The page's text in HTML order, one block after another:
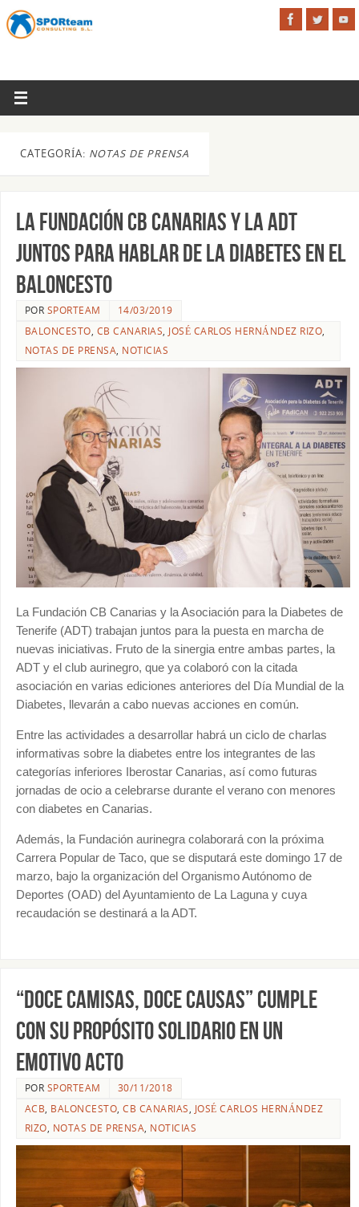
CATEGORÍA: NOTAS DE PRENSA
La Fundación CB Canarias y la ADT
juntos para hablar de la diabetes en el
baloncesto
POR SPORTEAM
14/03/2019
BALONCESTO, CB CANARIAS,JOSÉ CARLOS HERNÁNDEZ RIZO,
NOTAS DE PRENSA, NOTICIAS
La Fundación CB Canarias y la Asociación para la Diabetes de
Tenerife (ADT) trabajan juntos para la puesta en marcha de
nuevas iniciativas. Fruto de la sinergia entre ambas partes, la
ADT y el club aurinegro, que ya colaboró con la citada
asociación en varias ediciones anteriores del Día Mundial de la
Diabetes, llevarán a cabo nuevas acciones en común.
Entre las actividades a desarrollar habrá un ciclo de charlas
informativas sobre la diabetes entre los integrantes de las
categorías inferiores Iberostar Canarias, así como futuras
jornadas de ocio a celebrarse durante el verano con menores
con diabetes en Canarias.
Además, la Fundación aurinegra colaborará con la próxima
Carrera Popular de Taco, que se disputará este domingo 17 de
marzo, bajo la organización del Organismo Autónomo de
Deportes (OAD) del Ayuntamiento de La Laguna y cuya
recaudación se destinará a la ADT.
“DOCE CAMISAS, DOCE CAUSAS” CUMPLE
CON SU PROPÓSITO SOLIDARIO EN UN
EMOTIVO ACTO
POR SPORTEAM
30/11/2018
ACB, BALONCESTO,CB CANARIAS, JOSÉ CARLOS HERNÁNDEZ
RIZO, NOTAS DE PRENSA, NOTICIAS